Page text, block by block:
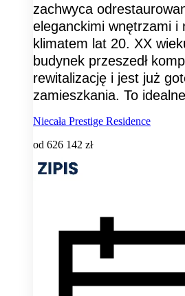
zachwyca
eleganckimi wnętrzami i
klimatem lat 20. XX
budynek przeszedł
rewitalizację i jest już
zamieszkania. To idealne
Niecała Prestige Residence
od 626 142 zł